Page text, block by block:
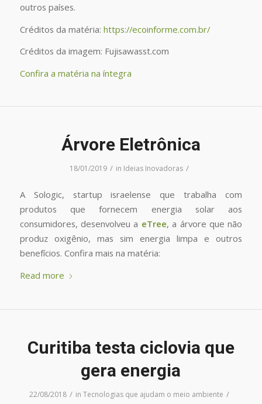
outros países.
Créditos da matéria: https://ecoinforme.com.br/
Créditos da imagem: Fujisawasst.com
Confira a matéria na íntegra
Árvore Eletrônica
18/01/2019 / in Ideias Inovadoras /
A Sologic, startup israelense que trabalha com
produtos que fornecem energia solar aos
consumidores, desenvolveu a eTree, a árvore que não
produz oxigênio, mas sim energia limpa e outros
benefícios. Confira mais na matéria:
Read more
Curitiba testa ciclovia que
gera energia
22/08/2018 / inTecnologias que ajudam o meio ambiente /